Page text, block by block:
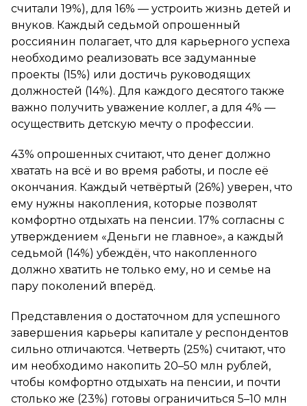
считали 19%), для 16% — устроить жизнь детей и
внуков. Каждый седьмой опрошенный
россиянин полагает, что для карьерного успеха
необходимо реализовать все задуманные
проекты (15%) или достичь руководящих
должностей (14%). Для каждого десятого также
важно получить уважение коллег, а для 4% —
осуществить детскую мечту о профессии.
43% опрошенных считают, что денег должно
хватать на всё и во время работы, и после её
окончания. Каждый четвёртый (26%) уверен, что
ему нужны накопления, которые позволят
комфортно отдыхать на пенсии. 17% согласны с
утверждением «Деньги не главное», а каждый
седьмой (14%) убеждён, что накопленного
должно хватить не только ему, но и семье на
пару поколений вперёд.
Представления о достаточном для успешного
завершения карьеры капитале у респондентов
сильно отличаются. Четверть (25%) считают, что
им необходимо накопить 20–50 млн рублей,
чтобы комфортно отдыхать на пенсии, и почти
столько же (23%) готовы ограничиться 5–10 млн